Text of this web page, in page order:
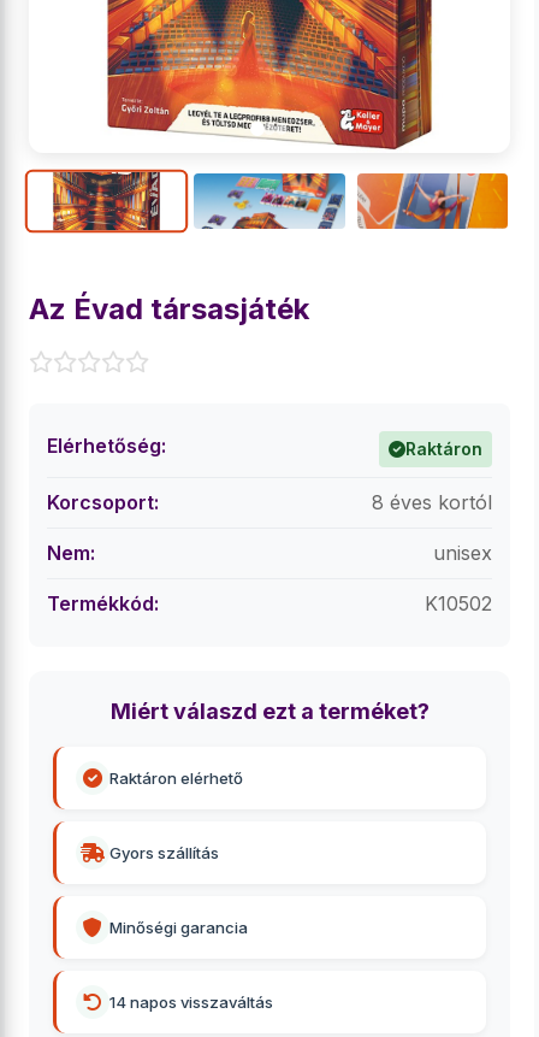
Az Évad társasjáték
Elérhetőség: Raktáron
Korcsoport: 8 éves kortól
Nem: unisex
Termékkód: K10502
Miért válaszd ezt a terméket?
Raktáron elérhető
Gyors szállítás
Minőségi garancia
14 napos visszaváltás